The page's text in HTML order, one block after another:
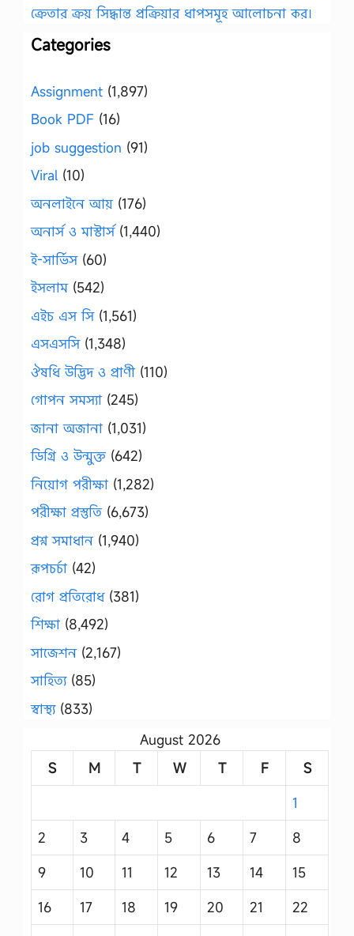
ক্রেতার ক্রয় সিদ্ধান্ত প্রক্রিয়ার ধাপসমূহ আলোচনা কর।
Categories
Assignment (1,897)
Book PDF (16)
job suggestion (91)
Viral (10)
অনলাইনে আয় (176)
অনার্স ও মাস্টার্স(1,440)
ই-সার্ভিস(60)
ইসলাম(542)
এইচ এস সি(1,561)
এসএসসি(1,348)
ঔষধি উদ্ভিদ ও প্রাণী (110)
গোপন সমস্যা (245)
জানা অজানা (1,031)
ডিগ্রি ও উন্মুক্ত (642)
নিয়োগ পরীক্ষা (1,282)
পরীক্ষা প্রস্তুতি (6,673)
প্রশ্ন সমাধান (1,940)
রূপচর্চা (42)
রোগ প্রতিরোধ(381)
শিক্ষা (8,492)
সাজেশন (2,167)
সাহিত্য(85)
স্বাস্থ্য(833)
August 2026
S
M T W T F
S
1
2
3 4 5 6 7
8
9
10 11 12 13 14
15
16
17 18 19 20 21
22